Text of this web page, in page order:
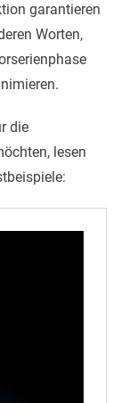
garantieren
Worten,
die
lesen